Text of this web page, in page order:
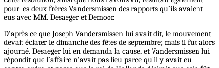
pour les deux frères Vandersmissen des rapports qu’ils avaient
eus avec MM. Desaeger et Demoor.
D’après ce que Joseph Vandersmissen lui avait dit, le mouvement
devait éclater le dimanche des fêtes de septembre; mais il fut alors
ajourné. Desaeger lui en demanda la cause, et Vandersmissen lui
répondit que l’affaire n’avait pas lieu parce qu’il y avait eu